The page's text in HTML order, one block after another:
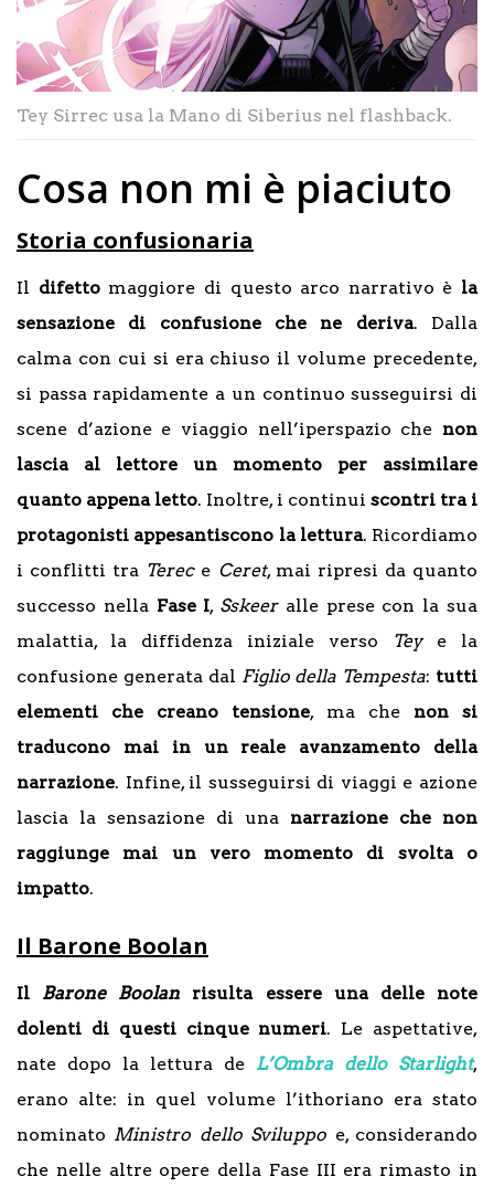
Tey Sirrec usa la Mano di Siberius nel flashback.
Cosa non mi è piaciuto
Storia confusionaria
Il difetto maggiore di questo arco narrativo è la
sensazione di confusione che ne deriva. Dalla
calma con cui si era chiuso il volume precedente,
si passa rapidamente a un continuo susseguirsi di
scene d’azione e viaggio nell’iperspazio che non
lascia al lettore un momento per assimilare
quanto appena letto. Inoltre, i continui scontri tra i
protagonisti appesantiscono la lettura. Ricordiamo
i conflitti tra Terec e Ceret, mai ripresi da quanto
successo nella Fase I, Sskeer alle prese con la sua
malattia, la diffidenza iniziale verso
Tey e la
confusione generata dal Figlio della Tempesta: tutti
elementi che creano tensione, ma che non si
traducono mai in un reale avanzamento della
narrazione. Infine, il susseguirsi di viaggi e azione
lascia la sensazione di una narrazione che non
raggiunge mai un vero momento di svolta o
impatto.
Il Barone Boolan
Il Barone Boolan risulta essere una delle note
dolenti di questi cinque numeri. Le aspettative,
nate dopo la lettura de L’Ombra dello Starlight,
erano alte: in quel volume l’ithoriano era stato
nominato Ministro dello Sviluppo e, considerando
che nelle altre opere della Fase III era rimasto in